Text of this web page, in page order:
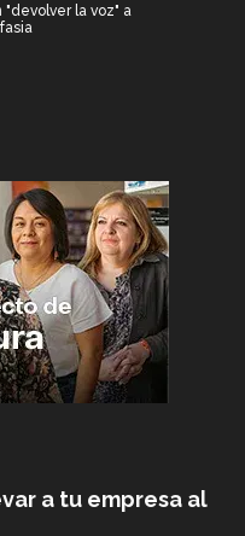
"devolver la voz" a
a tu empresa al